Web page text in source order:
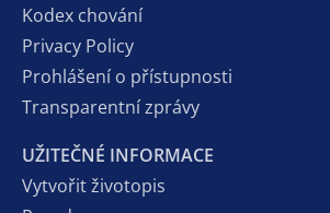
Kodex chování
Privacy Policy
Prohlášení o přístupnosti
Transparentní zprávy
UŽITEČNÉ INFORMACE
Vytvořit životopis